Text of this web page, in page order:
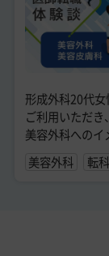
形成外科20代女性医師
ご利用いただき
美容外科への
美容外科 転科